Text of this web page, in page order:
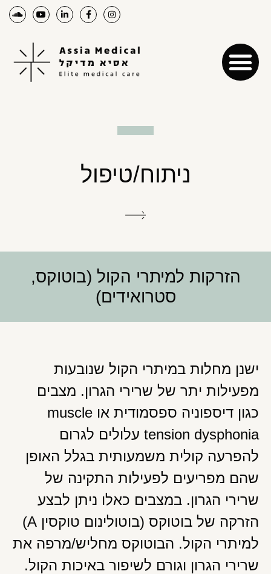
ניתוח/טיפול
הזרקות למיתרי הקול (בוטוקס,
סטרואידים)
ישנן מחלות במיתרי הקול שנובעות
מפעילות יתר של שרירי הגרון. מצבים
כגון דיספוניה ספסמודית או muscle
tension dysphonia עלולים לגרום
להפרעה קולית משמעותית בגלל האופן
שהם מפריעים לפעילות התקינה של
שרירי הגרון. במצבים כאלו ניתן לבצע
הזרקה של בוטוקס (בוטולינום טוקסין A)
למיתרי הקול. הבוטוקס מחליש/מרפה את
שרירי הגרון וגורם לשיפור באיכות הקול.